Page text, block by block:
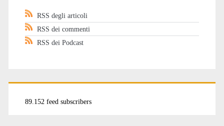
RSS degli articoli
RSS dei commenti
RSS dei Podcast
89.152 feed subscribers